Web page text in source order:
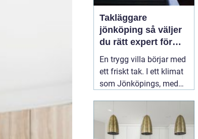
Takläggare
jönköping så väljer
du rätt expert för
ditt tak
En trygg villa börjar med
ett friskt tak. I ett klimat
som Jönköpings, med
höstar och varma
somrar, utsätts taket för
stora påfrestningar året